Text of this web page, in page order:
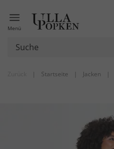
Menü
| Startseite | Jacken |